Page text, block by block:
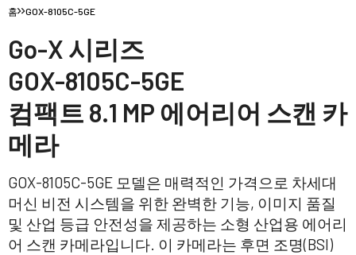
홈 GOX-8105C-5GE
Go-X 시리즈
GOX-8105C-5GE
컴팩트 8.1 MP 에어리어 스캔 카
메라
GOX-8105C-5GE 모델은 매력적인 가격으로 차세대
머신 비전 시스템을 위한 완벽한 기능, 이미지 품질
및 산업 등급 안전성을 제공하는 소형 산업용 에어리
어 스캔 카메라입니다. 이 카메라는 후면 조명(BSI)